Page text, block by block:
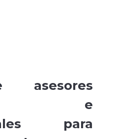
asesores
e
para